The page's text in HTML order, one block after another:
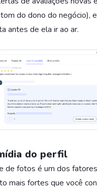
do dono do negócio),
antes de ela ir ao ar.
do perfil
de fotos é um dos
mais fortes que você